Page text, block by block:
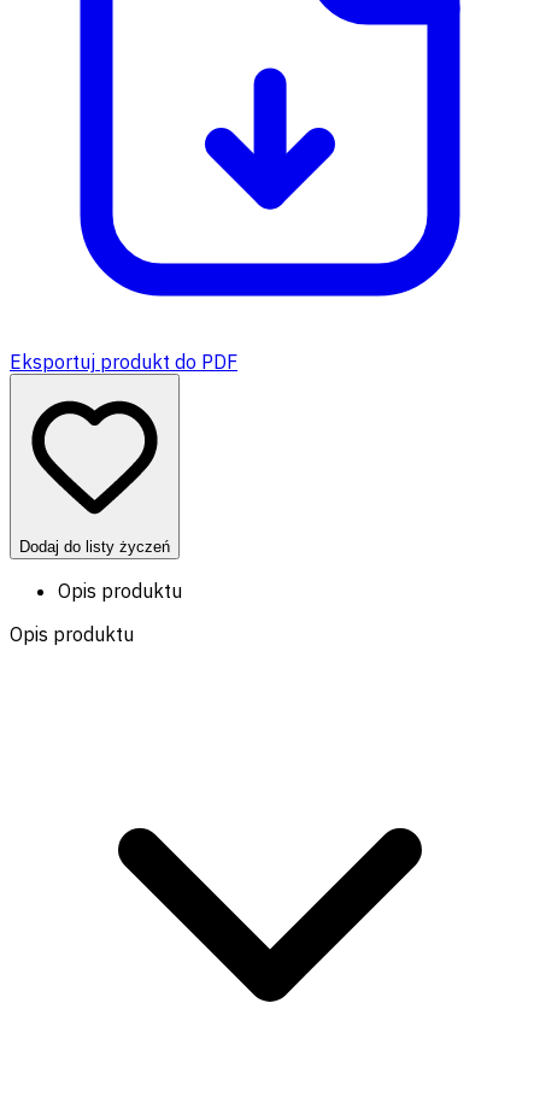
Eksportuj produkt do PDF
Dodaj do listy życzeń
Opis produktu
Opis produktu